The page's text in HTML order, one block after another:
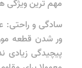
مهم ترین ویژگی
سادگی و راحتی:
ور شدن قطعه
پیچیدگی زیادی